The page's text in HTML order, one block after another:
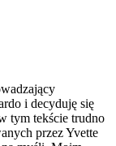
i decyduję się
tym tekście trudno
przez Yvette